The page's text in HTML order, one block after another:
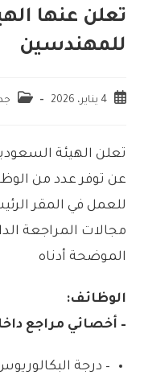
تعلن عنها
للمهندسين
4 يناير، 2026
تعلن الهيئة
عن توفر عدد من
للعمل في المقر
مجالات المراجعة
الموضحة أدناه
الوظائف:
– أخصائي مراجع
– درجة